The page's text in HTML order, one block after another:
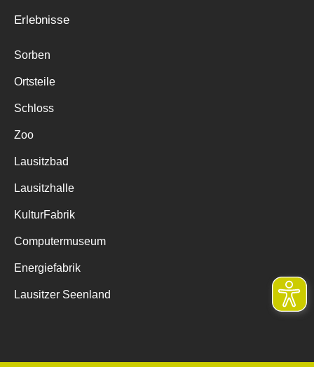
Erlebnisse
Sorben
Ortsteile
Schloss
Zoo
Lausitzbad
Lausitzhalle
KulturFabrik
Computermuseum
Energiefabrik
Lausitzer Seenland